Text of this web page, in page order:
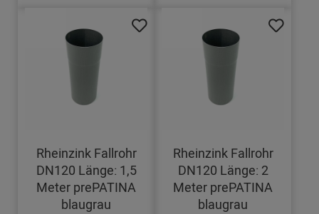
Rheinzink Fallrohr
DN120 Länge: 1,5
Meter prePATINA
blaugrau
Rheinzink Fallrohr
DN120 Länge: 2
Meter prePATINA
blaugrau